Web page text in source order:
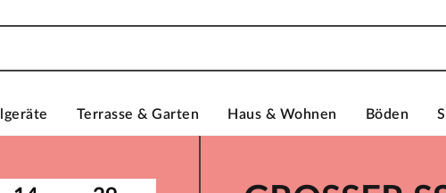
Terrasse & Garten Haus & Wohnen Böden